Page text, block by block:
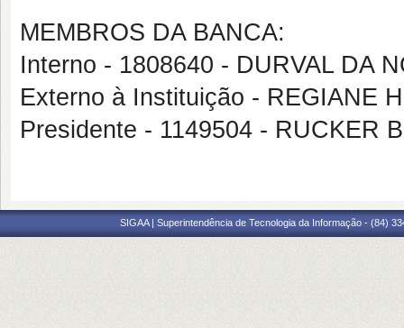
MEMBROS DA BANCA:
Interno - 1808640 - DURVAL DA
Externo à Instituição - REGIANE
Presidente - 1149504 - RUCKER
SIGAA | Superintendência de Tecnologia da Informação - (84)